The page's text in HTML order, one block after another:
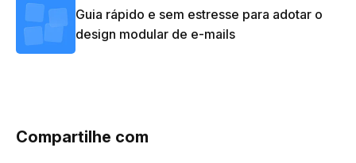
Guia rápido e sem estresse para adotar o
design modular de e-mails
Compartilhe com